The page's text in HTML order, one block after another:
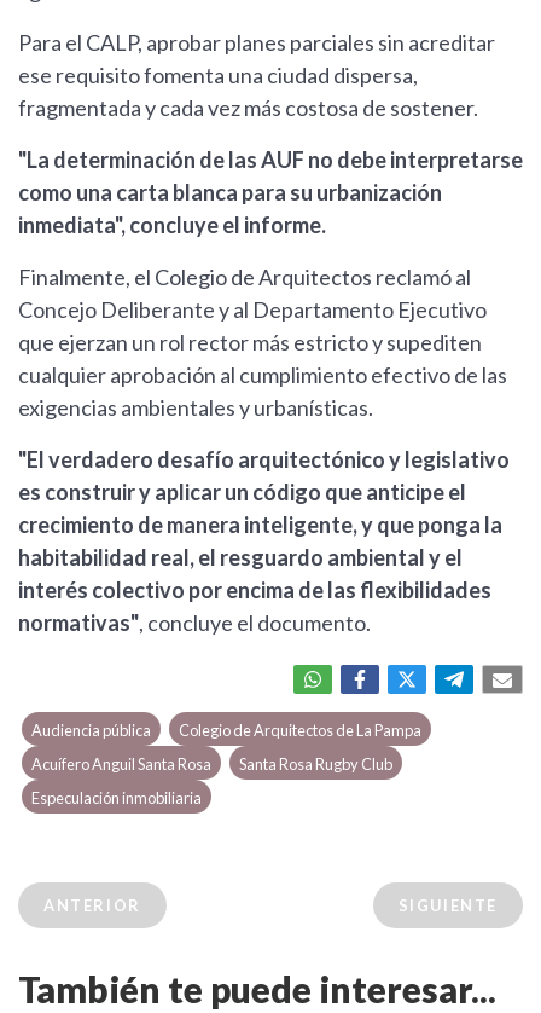
Para el CALP, aprobar planes parciales sin acreditar
ese requisito fomenta una ciudad dispersa,
fragmentada y cada vez más costosa de sostener.
"La determinación de las AUF no debe interpretarse
como una carta blanca para su urbanización
inmediata", concluye el informe.
Finalmente, el Colegio de Arquitectos reclamó al
Concejo Deliberante y al Departamento Ejecutivo
que ejerzan un rol rector más estricto y supediten
cualquier aprobación al cumplimiento efectivo de las
exigencias ambientales y urbanísticas.
"El verdadero desafío arquitectónico y legislativo
es construir y aplicar un código que anticipe el
crecimiento de manera inteligente, y que ponga la
habitabilidad real, el resguardo ambiental y el
interés colectivo por encima de las flexibilidades
normativas", concluye el documento.
Audiencia pública
Colegio de Arquitectos de La Pampa
Acuífero Anguil Santa Rosa
Santa Rosa Rugby Club
Especulación inmobiliaria
ANTERIOR SIGUIENTE
También te puede interesar...